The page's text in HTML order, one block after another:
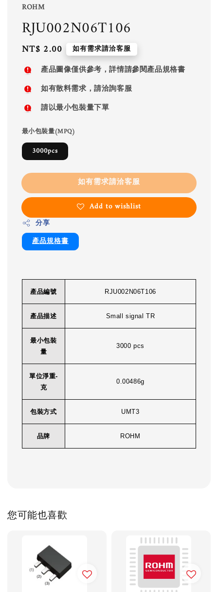
ROHM
RJU002N06T106
Regular
price
NT$ 2.00 如有需求請洽客服
產品圖像僅供參考，詳情請參閱產品規格書
如有散料需求，請洽詢客服
請以最小包裝量下單
最小包裝量(MPQ)
3000pcs
如有需求請洽客服
Add to wishlist
分享
產品規格書
產品編號 RJU002N06T106
產品描述 Small signal TR
最小包裝
量
3000 pcs
單位淨重-
克
0.00486g
包裝方式 UMT3
品牌 ROHM
您可能也喜歡